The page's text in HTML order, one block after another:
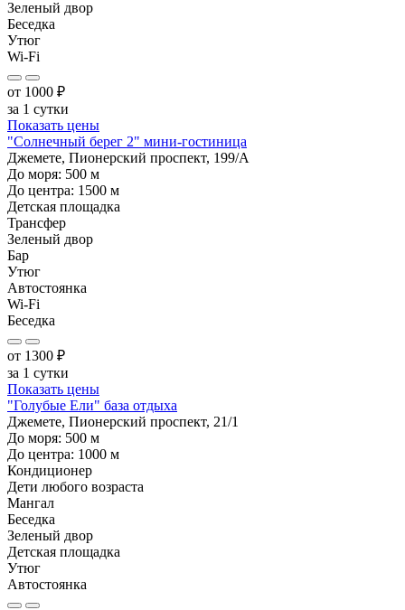
Зеленый двор
Беседка
Утюг
Wi-Fi
от 1000 ₽
за 1 сутки
Показать цены
"Солнечный берег 2" мини-гостиница
Джемете, Пионерский проспект, 199/А
До моря: 500 м
До центра: 1500 м
Детская площадка
Трансфер
Зеленый двор
Бар
Утюг
Автостоянка
Wi-Fi
Беседка
от 1300 ₽
за 1 сутки
Показать цены
"Голубые Ели" база отдыха
Джемете, Пионерский проспект, 21/1
До моря: 500 м
До центра: 1000 м
Кондиционер
Дети любого возраста
Мангал
Беседка
Зеленый двор
Детская площадка
Утюг
Автостоянка